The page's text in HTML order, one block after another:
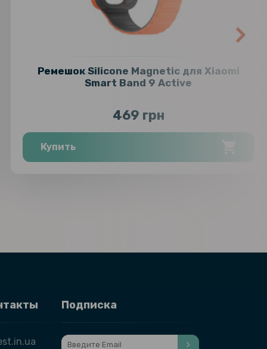
119 грн
Ремешок Silicone Magnetic для Xiaomi
Smart Band 9 Active
469 грн
Купить
Подписка